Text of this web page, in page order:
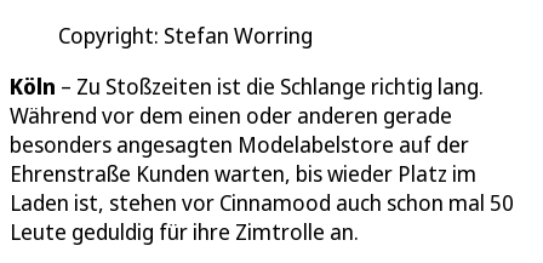
Copyright: Stefan Worring
Köln – Zu Stoßzeiten ist die Schlange richtig lang.
Während vor dem einen oder anderen gerade
besonders angesagten Modelabelstore auf der
Ehrenstraße Kunden warten, bis wieder Platz im
Laden ist, stehen vor Cinnamood auch schon mal 50
Leute geduldig für ihre Zimtrolle an.